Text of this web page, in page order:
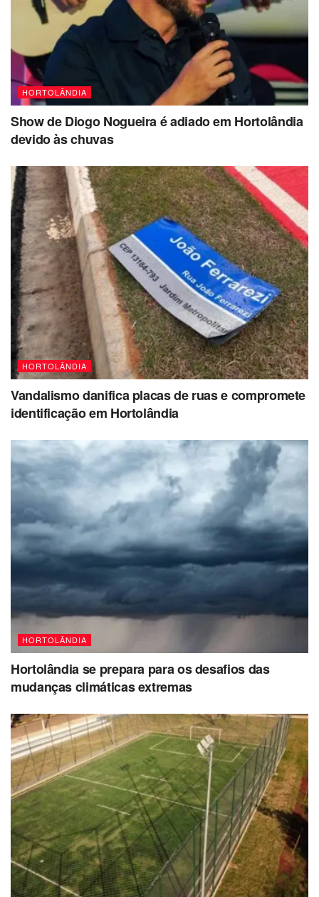
HORTOLÂNDIA
Show de Diogo Nogueira é adiado em Hortolândia
devido às chuvas
HORTOLÂNDIA
Vandalismo danifica placas de ruas e compromete
identificação em Hortolândia
HORTOLÂNDIA
Hortolândia se prepara para os desafios das
mudanças climáticas extremas